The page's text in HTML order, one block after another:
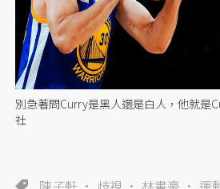
別急著問Curry是黑人還是白人，他就是
社